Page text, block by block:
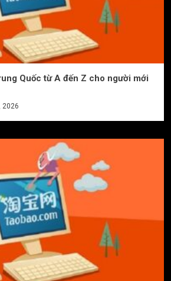
Quốc từ A đến Z cho người mới
2026